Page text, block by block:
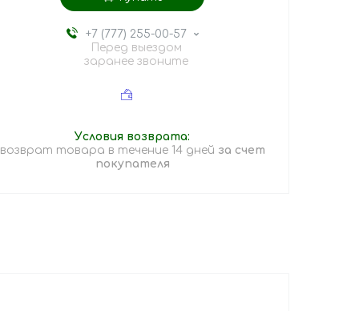
+7 (777) 255-00-57
Перед выездом
заранее звоните
возврат товара в течение 14 дней за счет
покупателя